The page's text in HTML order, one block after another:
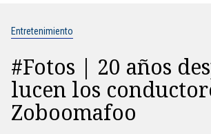
Entretenimiento
#Fotos | 20 años
lucen los
Zoboomafoo